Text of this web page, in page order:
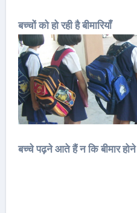
बच्चों को हो रही है बीमारियाँ
बच्चे पढ़ने आते हैं न कि बीमार होने